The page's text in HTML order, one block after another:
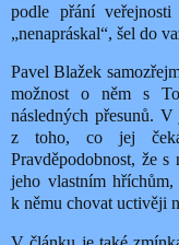
podle přání
„nenapráskal“, šel do
Pavel Blažek
možnost o něm s
následných přesunů. V
z toho, co jej
Pravděpodobnost, že
jeho vlastním
k němu chovat uctivěji